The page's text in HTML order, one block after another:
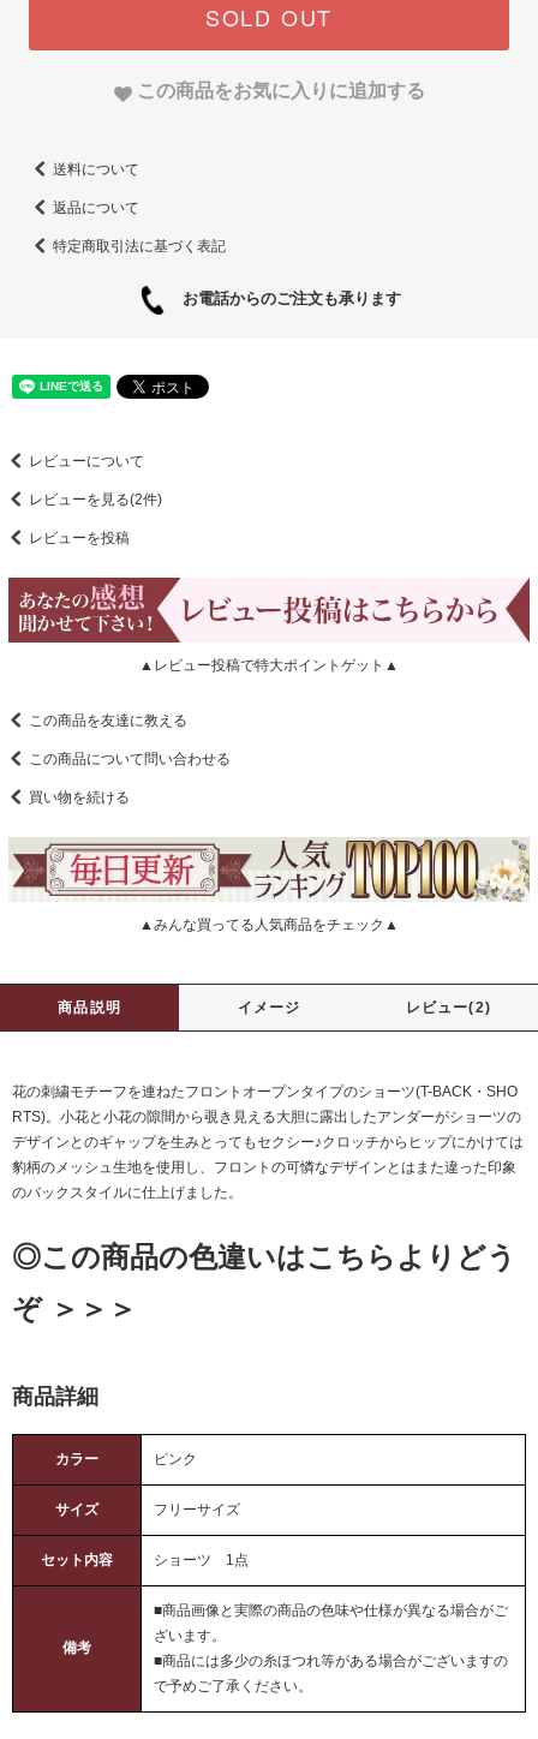
SOLD OUT
この商品をお気に入りに追加する
送料について
返品について
特定商取引法に基づく表記
お電話からのご注文も承ります
レビューについて
レビューを見る(2件)
レビューを投稿
▲レビュー投稿で特大ポイントゲット▲
この商品を友達に教える
この商品について問い合わせる
買い物を続ける
▲みんな買ってる人気商品をチェック▲
商品説明 イメージ レビュー(2)
花の刺繍モチーフを連ねたフロントオープンタイプのショーツ(T-BACK・SHO
RTS)。小花と小花の隙間から覗き見える大胆に露出したアンダーがショーツの
デザインとのギャップを生みとってもセクシー♪クロッチからヒップにかけては
豹柄のメッシュ生地を使用し、フロントの可憐なデザインとはまた違った印象
のバックスタイルに仕上げました。
◎この商品の色違いはこちらよりどう
ぞ ＞＞＞
商品詳細
カラー ピンク
サイズ フリーサイズ
セット内容 ショーツ 1点
備考
■商品画像と実際の商品の色味や仕様が異なる場合がご
ざいます。
■商品には多少の糸ほつれ等がある場合がございますの
で予めご了承ください。